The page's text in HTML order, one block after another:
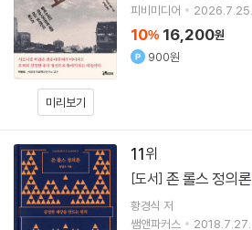
미리보기
피비미디어
2026.7.25.
10% 16,200원
900원
11
[도서] 존 롤스 정의론
황경식 저
쌤앤파커스
2018.7.27.